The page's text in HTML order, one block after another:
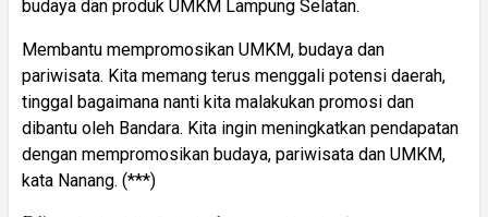
budaya dan produk UMKM Lampung Selatan.
Membantu mempromosikan UMKM, budaya dan
pariwisata. Kita memang terus menggali potensi daerah,
tinggal bagaimana nanti kita malakukan promosi dan
dibantu oleh Bandara. Kita ingin meningkatkan pendapatan
dengan mempromosikan budaya, pariwisata dan UMKM,
kata Nanang. (***)